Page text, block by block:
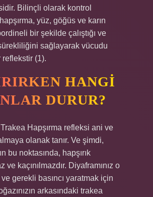
Bilinçli olarak kontrol
yüz, göğüs ve karın
bir şekilde çalıştığı ve
sağlayarak vücudu
reflekstir (1).
HANGI
DURUR?
Hapşırma refleksi ani ve
olanak tanır. Ve şimdi,
bu noktasında, hapşırık
ve kaçınılmazdır. Diyaframınız o
gerekli basıncı yaratmak için
arkasındaki trakea